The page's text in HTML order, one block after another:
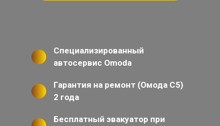
Специализированный
автосервис Omoda
Гарантия на ремонт (Омода С5)
2 года
Бесплатный эвакуатор при